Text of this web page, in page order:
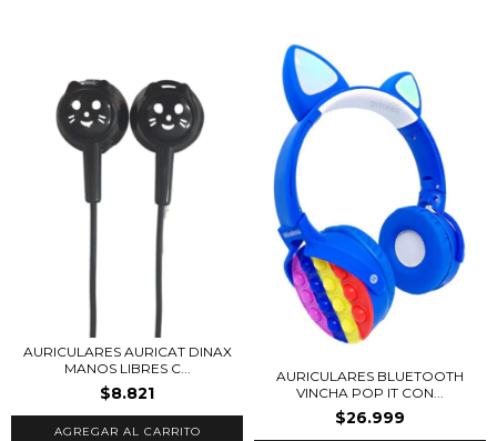
AURICULARES AURICAT DINAX
MANOS LIBRES C...
$8.821
AGREGAR AL CARRITO
AURICULARES BLUETOOTH
VINCHA POP IT CON...
$26.999